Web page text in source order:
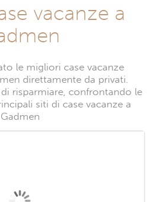
vacanze a
le migliori case vacanze
direttamente da privati.
risparmiare, confrontando le
siti di case vacanze a
Gadmen